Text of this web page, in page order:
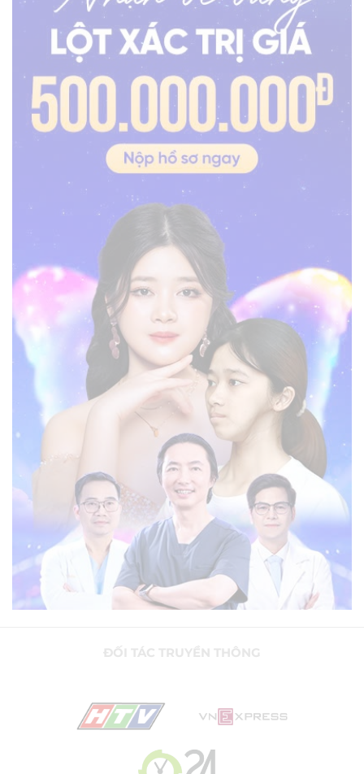
ĐỐI TÁC TRUYỀN THÔNG